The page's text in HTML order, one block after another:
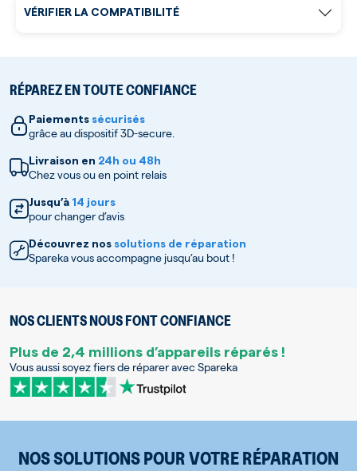
RÉPAREZ EN TOUTE CONFIANCE
Paiements sécurisés
grâce au dispositif 3D-secure.
Livraison en 24h ou 48h
Chez vous ou en point relais
Jusqu’à 14 jours
pour changer d’avis
Découvrez nos solutions de réparation
Spareka vous accompagne jusqu’au bout !
NOS CLIENTS NOUS FONT CONFIANCE
Plus de 2,4 millions d’appareils réparés !
Vous aussi soyez fiers de réparer avec Spareka
VÉRIFIER LA COMPATIBILITÉ
NOS SOLUTIONS POUR VOTRE RÉPARATION